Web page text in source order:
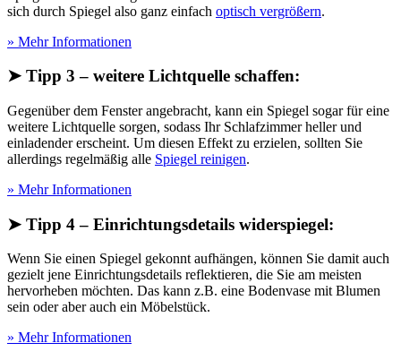
sich durch Spiegel also ganz einfach optisch vergrößern.
» Mehr Informationen
➤ Tipp 3 – weitere Lichtquelle schaffen:
Gegenüber dem Fenster angebracht, kann ein Spiegel sogar für eine
weitere Lichtquelle sorgen, sodass Ihr Schlafzimmer heller und
einladender erscheint. Um diesen Effekt zu erzielen, sollten Sie
allerdings regelmäßig alle Spiegel reinigen.
» Mehr Informationen
➤ Tipp 4 – Einrichtungsdetails widerspiegel:
Wenn Sie einen Spiegel gekonnt aufhängen, können Sie damit auch
gezielt jene Einrichtungsdetails reflektieren, die Sie am meisten
hervorheben möchten. Das kann z.B. eine Bodenvase mit Blumen
sein oder aber auch ein Möbelstück.
» Mehr Informationen